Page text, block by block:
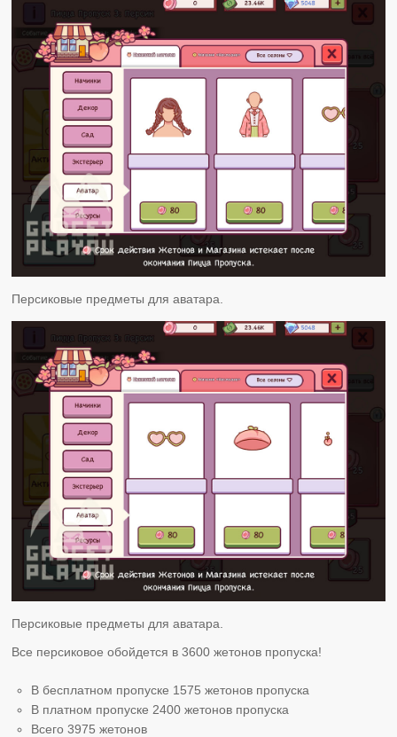
Персиковые предметы для аватара.
Персиковые предметы для аватара.
Все персиковое обойдется в 3600 жетонов пропуска!
В бесплатном пропуске 1575 жетонов пропуска
В платном пропуске 2400 жетонов пропуска
Всего 3975 жетонов